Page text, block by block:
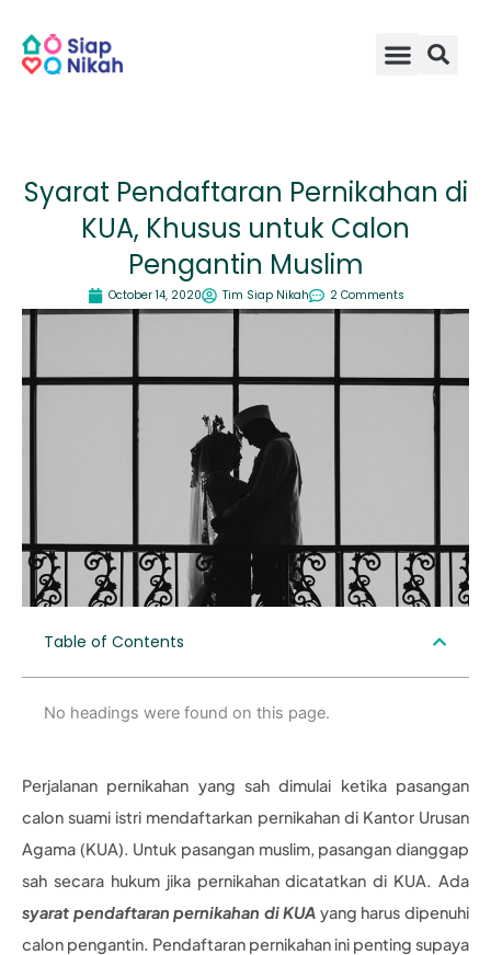
content
Syarat Pendaftaran Pernikahan di
KUA, Khusus untuk Calon
Pengantin Muslim
October 14, 2020 Tim Siap Nikah 2 Comments
Table of Contents
No headings were found on this page.
Perjalanan pernikahan yang sah dimulai ketika pasangan
calon suami istri mendaftarkan pernikahan di Kantor Urusan
Agama (KUA). Untuk pasangan muslim, pasangan dianggap
sah secara hukum jika pernikahan dicatatkan di KUA. Ada
syarat pendaftaran pernikahan di KUA yang harus dipenuhi
calon pengantin. Pendaftaran pernikahan ini penting supaya